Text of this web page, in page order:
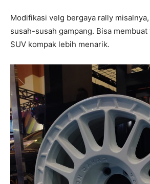
Modifikasi velg bergaya rally
susah-susah gampang. Bisa
SUV kompak lebih menarik.